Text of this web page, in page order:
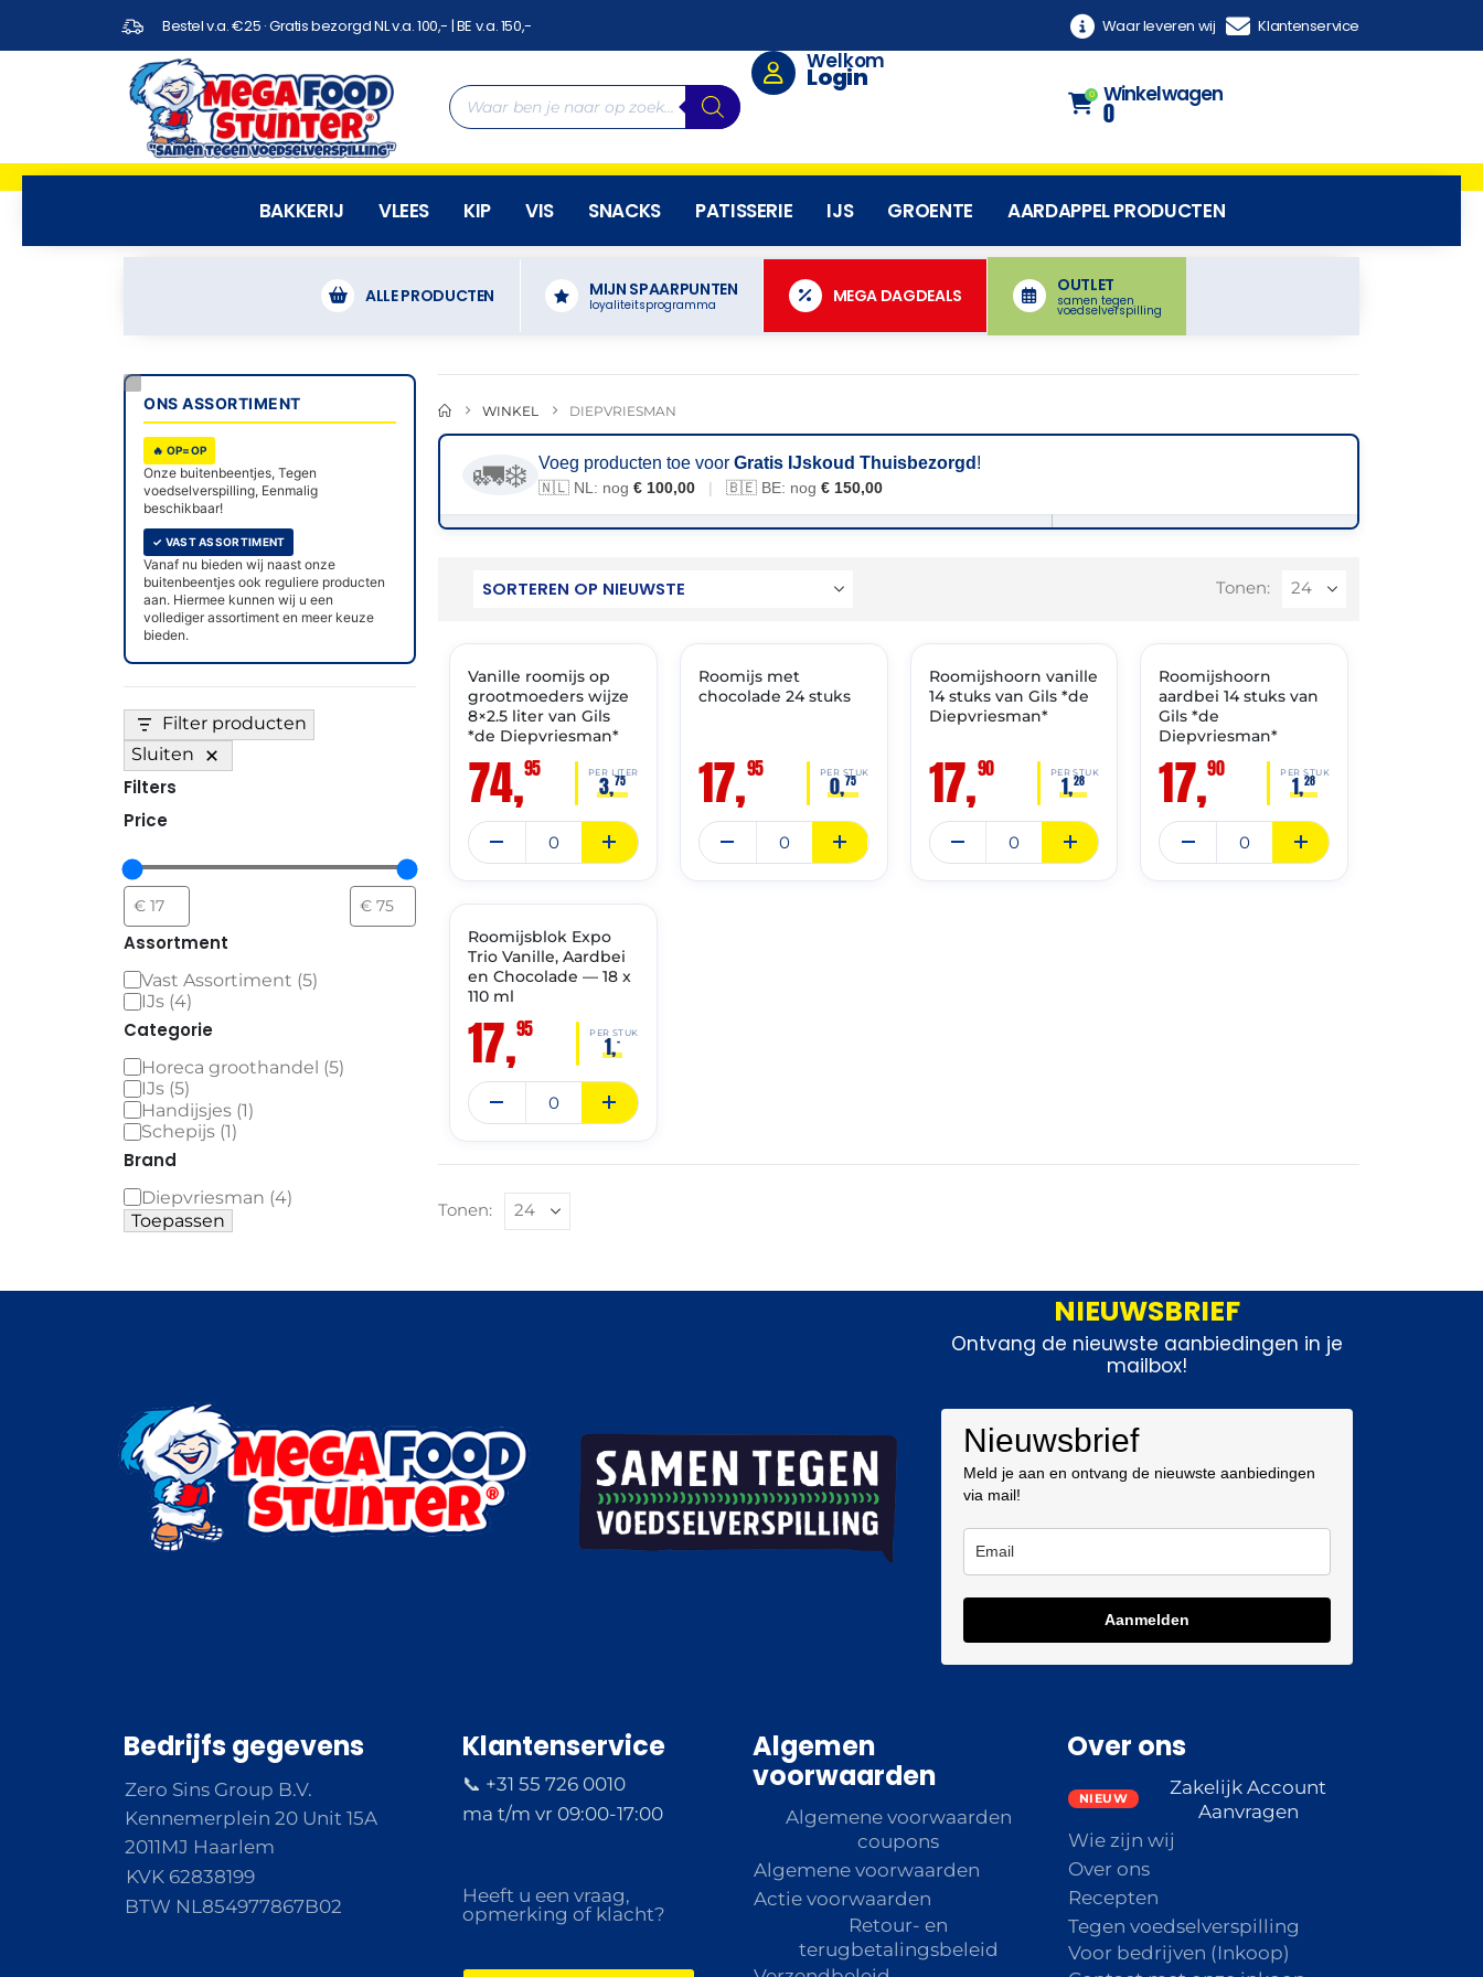
Bestel v.a. €25 · Gratis bezorgd NL v.a. 100,- | BE v.a. 150,- Waar leveren wij Klantenservice
Welkom
Login
0 Winkelwagen
0
BAKKERIJ VLEES KIP VIS SNACKS PATISSERIE IJS GROENTE AARDAPPEL PRODUCTEN
ALLE PRODUCTEN MIJN SPAARPUNTEN
loyaliteitsprogramma MEGA DAGDEALS
OUTLET
samen tegen
voedselverspilling
WINKEL DIEPVRIESMAN
🚛❄️ Voeg producten toe voor Gratis IJskoud Thuisbezorgd !
🇳🇱 NL: nog € 100,00 | 🇧🇪 BE: nog € 150,00
Tonen:
✓ VAST ASSORTIMENT
Vanille roomijs op
grootmoeders wijze
8×2.5 liter van Gils
*de Diepvriesman*
74,95 PER LITER
3,75
✓ VAST ASSORTIMENT
Roomijs met
chocolade 24 stuks
17,95 PER STUK
0,75
✓ VAST ASSORTIMENT
Roomijshoorn vanille
14 stuks van Gils *de
Diepvriesman*
17,90 PER STUK
1,28
✓ VAST ASSORTIMENT
Roomijshoorn
aardbei 14 stuks van
Gils *de
Diepvriesman*
17,90 PER STUK
1,28
✓ VAST ASSORTIMENT
Roomijsblok Expo
Trio Vanille, Aardbei
en Chocolade — 18 x
110 ml
17,95 PER STUK
1,–
Tonen:
ONS ASSORTIMENT
🔥 OP=OP
Onze buitenbeentjes, Tegen
voedselverspilling, Eenmalig
beschikbaar!
✓ VAST ASSORTIMENT
Vanaf nu bieden wij naast onze
buitenbeentjes ook reguliere producten
aan. Hiermee kunnen wij u een
vollediger assortiment en meer keuze
bieden.
Filter producten
Sluiten
Filters
Price
Assortment
Vast Assortiment (5)
IJs (4)
Categorie
Horeca groothandel (5)
IJs (5)
Handijsjes (1)
Schepijs (1)
Brand
Diepvriesman (4)
Toepassen
NIEUWSBRIEF
Ontvang de nieuwste aanbiedingen in je
mailbox!
Nieuwsbrief
Meld je aan en ontvang de nieuwste aanbiedingen
via mail!
Aanmelden
Bedrijfs gegevens
Zero Sins Group B.V.
Kennemerplein 20 Unit 15A
2011MJ Haarlem
KVK 62838199
BTW NL854977867B02
Klantenservice
📞 +31 55 726 0010
ma t/m vr 09:00-17:00
Heeft u een vraag,
opmerking of klacht?
Algemen
voorwaarden
Algemene voorwaarden
coupons
Algemene voorwaarden
Actie voorwaarden
Retour- en
terugbetalingsbeleid
Over ons
Zakelijk Account
Aanvragen
Wie zijn wij
Over ons
Recepten
Tegen voedselverspilling
Voor bedrijven (Inkoop)